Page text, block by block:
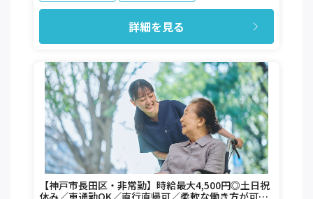
詳細を見る
【神戸市長田区・非常勤】時給最大4,500円◎土日祝
休み／車通勤OK／直行直帰可／柔軟な働き方が可能